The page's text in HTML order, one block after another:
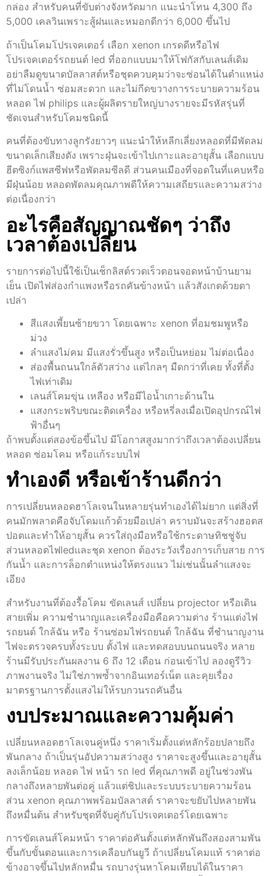
กล่อง สำหรับคนที่ขับต่างจังหวัดมาก แนะนำโทน 4,300 ถึง
5,000 เคลวินเพราะสู้ฝนและหมอกดีกว่า 6,000 ขึ้นไป
ถ้าเป็นโคมโปรเจคเตอร์ เลือก xenon เกรดดีหรือไฟ
โปรเจคเตอร์รถยนต์ led ที่ออกแบบมาให้โฟกัสกับเลนส์เดิม
อย่าลืมดูขนาดบัลลาสต์หรือชุดควบคุมว่าจะซ่อนได้ในตำแหน่ง
ที่ไม่โดนน้ำ ซ่อมสะดวก และไม่กีดขวางการระบายความร้อน
หลอด ไฟ philips และผู้ผลิตรายใหญ่บางรายจะมีรหัสรุ่นที่
ชัดเจนสำหรับโคมชนิดนี้
คนที่ต้องขับทางลูกรังยาวๆ แนะนำให้หลีกเลี่ยงหลอดที่มีพัดลม
ขนาดเล็กเสียงดัง เพราะฝุ่นจะเข้าไปเกาะและอายุสั้น เลือกแบบ
ฮีตซิงก์แพสซีฟหรือพัดลมซีลดี ส่วนคนเมืองที่จอดในที่แคบหรือ
มีฝุ่นน้อย หลอดพัดลมคุณภาพดีให้ความเสถียรและความสว่าง
ต่อเนื่องกว่า
อะไรคือสัญญาณชัดๆ ว่าถึง
เวลาต้องเปลี่ยน
รายการต่อไปนี้ใช้เป็นเช็กลิสต์รวดเร็วตอนจอดหน้าบ้านยาม
เย็น เปิดไฟส่องกำแพงหรือรถคันข้างหน้า แล้วสังเกตด้วยตา
เปล่า
สีแสงเพี้ยนซ้ายขวา โดยเฉพาะ xenon ที่อมชมพูหรือ
ม่วง
ลำแสงไม่คม มีแสงรั่วขึ้นสูง หรือเป็นหย่อม ไม่ต่อเนื่อง
ส่องพื้นถนนใกล้ตัวสว่าง แต่ไกลๆ มืดกว่าที่เคย ทั้งที่ตั้ง
ไฟเท่าเดิม
เลนส์โคมขุ่น เหลือง หรือมีไอน้ำเกาะด้านใน
แสงกระพริบขณะติดเครื่อง หรือหรี่ลงเมื่อเปิดอุปกรณ์ไฟ
ฟ้าอื่นๆ
ถ้าพบตั้งแต่สองข้อขึ้นไป มีโอกาสสูงมากว่าถึงเวลาต้องเปลี่ยน
หลอด ซ่อมโคม หรือแก้ระบบไฟ
ทำเองดี หรือเข้าร้านดีกว่า
การเปลี่ยนหลอดฮาโลเจนในหลายรุ่นทำเองได้ไม่ยาก แต่สิ่งที่
คนมักพลาดคือจับโดมแก้วด้วยมือเปล่า คราบมันจะสร้างฮอตส
ปอตและทำให้อายุสั้น ควรใส่ถุงมือหรือใช้กระดาษทิชชู่จับ
ส่วนหลอดไฟledและชุด xenon ต้องระวังเรื่องการเก็บสาย การ
กันน้ำ และการล็อกตำแหน่งให้ตรงแนว ไม่เช่นนั้นลำแสงจะ
เอียง
สำหรับงานที่ต้องรื้อโคม ขัดเลนส์ เปลี่ยน projector หรือเดิน
สายเพิ่ม ความชำนาญและเครื่องมือคือความต่าง ร้านแต่งไฟ
รถยนต์ ใกล้ฉัน หรือ ร้านซ่อมไฟรถยนต์ ใกล้ฉัน ที่ชำนาญงาน
ไฟจะตรวจครบทั้งระบบ ตั้งไฟ และทดสอบบนถนนจริง หลาย
ร้านมีรับประกันผลงาน 6 ถึง 12 เดือน ก่อนเข้าไป ลองดูรีวิว
ภาพงานจริง ไม่ใช่ภาพซ้ำจากอินเทอร์เน็ต และคุยเรื่อง
มาตรฐานการตั้งแสงไม่ให้รบกวนรถคันอื่น
งบประมาณและความคุ้มค่า
เปลี่ยนหลอดฮาโลเจนคู่หนึ่ง ราคาเริ่มตั้งแต่หลักร้อยปลายถึง
พันกลาง ถ้าเป็นรุ่นอัปความสว่างสูง ราคาจะสูงขึ้นและอายุสั้น
ลงเล็กน้อย หลอด ไฟ หน้า รถ led ที่คุณภาพดี อยู่ในช่วงพัน
กลางถึงหลายพันต่อคู่ แล้วแต่ชิปและระบบระบายความร้อน
ส่วน xenon คุณภาพพร้อมบัลลาสต์ ราคาจะขยับไปหลายพัน
ถึงหมื่นต้น สำหรับชุดที่จับคู่กับโปรเจคเตอร์โดยเฉพาะ
การขัดเลนส์โคมหน้า ราคาต่อคันตั้งแต่หลักพันถึงสองสามพัน
ขึ้นกับขั้นตอนและการเคลือบกันยูวี ถ้าเปลี่ยนโคมแท้ ราคาต่อ
ข้างอาจขึ้นไปหลักหมื่น รถบางรุ่นหาโคมเทียบได้ในราคา